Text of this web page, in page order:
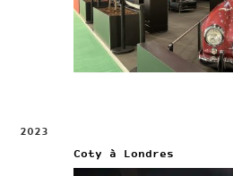
2023
Coty à Londres